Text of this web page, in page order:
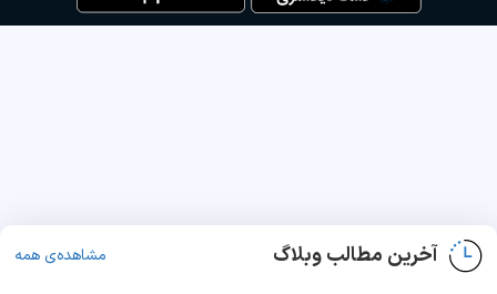
آخرین مطالب وبلاگ مشاهده‌ی همه